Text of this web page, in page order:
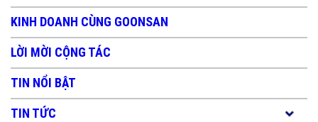
KINH DOANH CÙNG GOONSAN
LỜI MỜI CỘNG TÁC
TIN NỔI BẬT
TIN TỨC